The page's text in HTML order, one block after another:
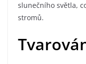
slunečního světla,
stromů.